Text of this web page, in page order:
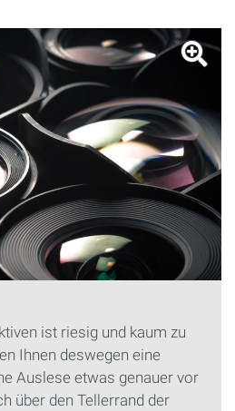
ist riesig und kaum zu
Ihnen deswegen eine
Auslese etwas genauer vor
über den Tellerrand der